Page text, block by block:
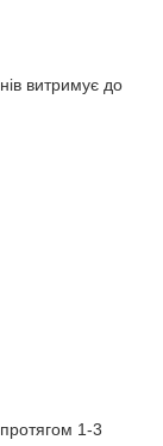
витримує до
1-3